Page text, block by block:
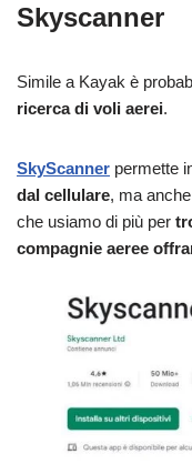
Skyscanner
Simile a Kayak è
ricerca di voli aerei.
SkyScanner permette
dal cellulare, ma
che usiamo di più per
compagnie aeree